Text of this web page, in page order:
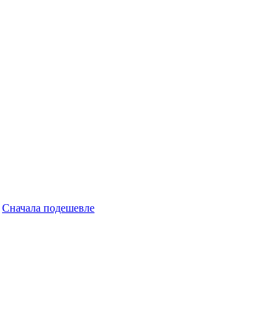
Сначала подешевле